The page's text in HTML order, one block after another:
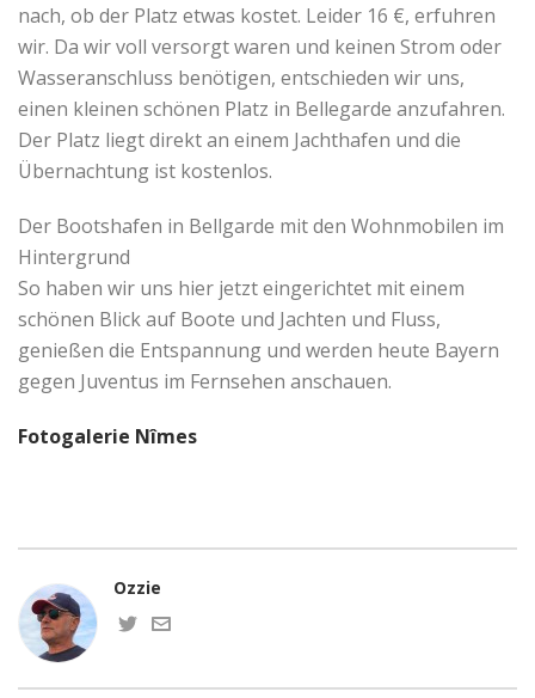
nach, ob der Platz etwas kostet. Leider 16 €, erfuhren
wir. Da wir voll versorgt waren und keinen Strom oder
Wasseranschluss benötigen, entschieden wir uns,
einen kleinen schönen Platz in Bellegarde anzufahren.
Der Platz liegt direkt an einem Jachthafen und die
Übernachtung ist kostenlos.
Der Bootshafen in Bellgarde mit den Wohnmobilen im
Hintergrund
So haben wir uns hier jetzt eingerichtet mit einem
schönen Blick auf Boote und Jachten und Fluss,
genießen die Entspannung und werden heute Bayern
gegen Juventus im Fernsehen anschauen.
Fotogalerie Nîmes
Ozzie